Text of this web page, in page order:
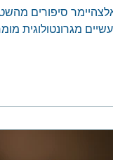
סיפורים
מגרונטולוגית